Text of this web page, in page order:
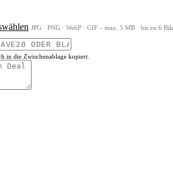
JPG · PNG · WebP · GIF – max. 5 MB · bis zu 6
in die Zwischenablage kopiert.